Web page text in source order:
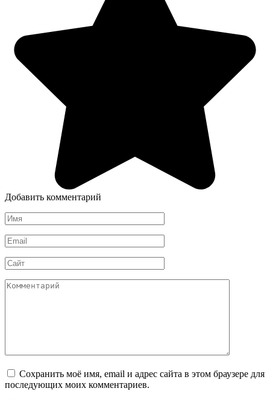
Добавить комментарий
Имя
*
Email
*
Сайт
Комментарий
Сохранить моё имя, email и адрес сайта в этом браузере для
последующих моих комментариев.